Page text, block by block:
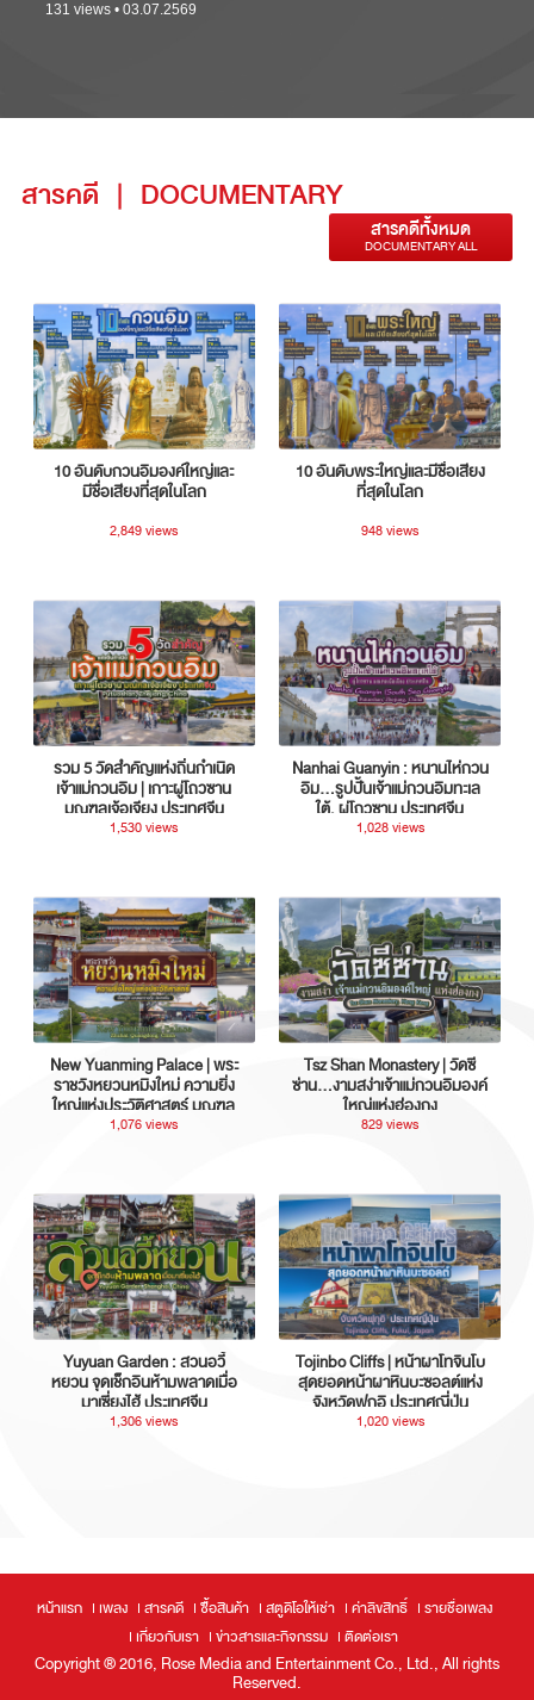
131 views • 03.07.2569
สารคดี | DOCUMENTARY
สารคดีทั้งหมด
DOCUMENTARY ALL
10 อันดับกวนอิมองค์ใหญ่และ
มีชื่อเสียงที่สุดในโลก
2,849 views
10 อันดับพระใหญ่และมีชื่อเสียง
ที่สุดในโลก
948 views
รวม 5 วัดสำคัญแห่งถิ่นกำเนิด
เจ้าแม่กวนอิม | เกาะผู่โถวซาน
มณฑลเจ้อเจียง ประเทศจีน
1,530 views
Nanhai Guanyin : หนานไห่กวน
อิม...รูปปั้นเจ้าแม่กวนอิมทะเล
ใต้, ผู่โถวซาน ประเทศจีน
1,028 views
New Yuanming Palace | พระ
ราชวังหยวนหมิงใหม่ ความยิ่ง
ใหญ่แห่งประวัติศาสตร์ มณฑล
กวางตุ้ง ประเทศจีน
1,076 views
Tsz Shan Monastery | วัดซี
ซ่าน…งามสง่าเจ้าแม่กวนอิมองค์
ใหญ่แห่งฮ่องกง
829 views
Yuyuan Garden : สวนอวี้
หยวน จุดเช็กอินห้ามพลาดเมื่อ
มาเซี่ยงไฮ้ ประเทศจีน
1,306 views
Tojinbo Cliffs | หน้าผาโทจินโบ
สุดยอดหน้าผาหินบะซอลต์แห่ง
จังหวัดฟุกุอิ ประเทศญี่ปุ่น
1,020 views
หน้าแรก เพลง สารคดี ซื้อสินค้า สตูดิโอให้เช่า ค่าลิขสิทธิ์
รายชื่อเพลง
เกี่ยวกับเรา
ข่าวสารและกิจกรรม ติดต่อเรา
Copyright ® 2016, Rose Media and Entertainment Co., Ltd., All rights
Reserved.